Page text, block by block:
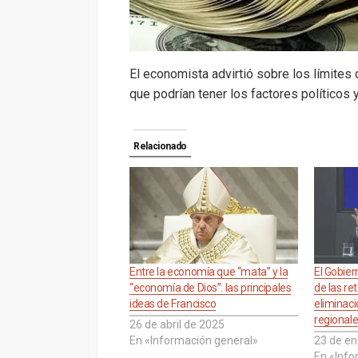
El economista advirtió sobre los límites
que podrían tener los factores políticos
Relacionado
Entre la economía que “mata” y la
“economía de Dios”: las principales
ideas de Francisco
26 de abril de 2025
En «Información general»
El
de las
23 de